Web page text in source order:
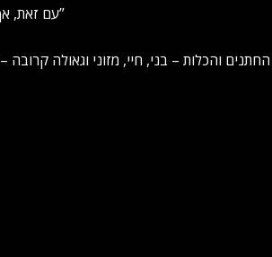
עם זאת, אך פטור בלא כלום אי אפשר – והרי התוצאה: “מצווה טאנץ גראמען חתן כלה”